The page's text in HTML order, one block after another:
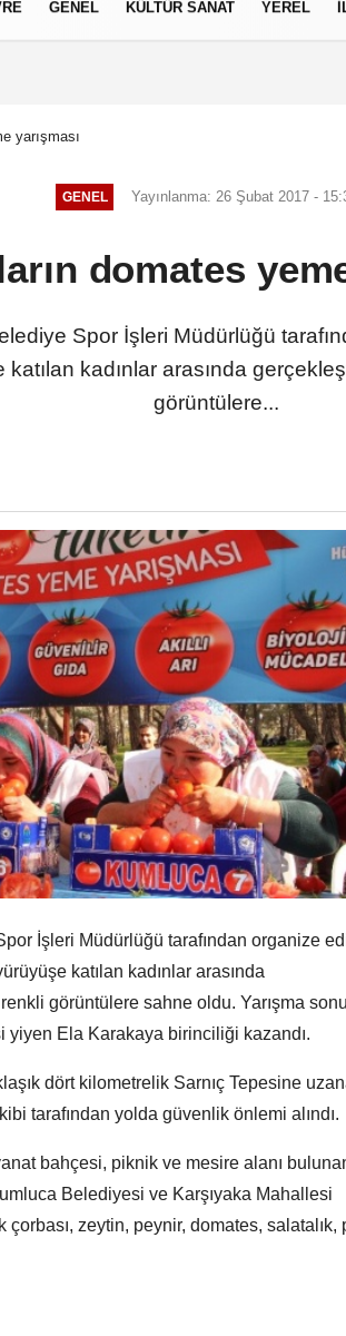
İlkeleri
GENEL KÜLTÜR SANAT YEREL
yarışması
GENEL Yayınlanma: 26 Şubat 2017 -
domates
Spor İşleri Müdürlüğü
kadınlar arasında
görüntülere...
İşleri Müdürlüğü tarafından organize
katılan kadınlar arasında
görüntülere sahne oldu. Yarışma
Ela Karakaya birinciliği kazandı.
dört kilometrelik Sarnıç Tepesine
tarafından yolda güvenlik önlemi alındı.
bahçesi, piknik ve mesire alanı
Belediyesi ve Karşıyaka Mahallesi
çorbası, zeytin, peynir, domates, salatalık,